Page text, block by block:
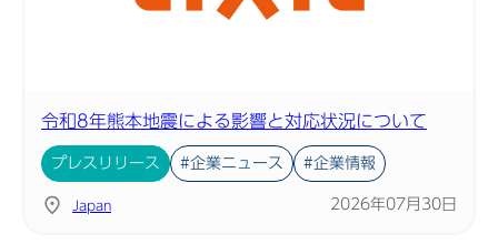
令和8年熊本地震による影響と対応状況について
プレスリリース #企業ニュース #企業情報
Japan 2026年07月30日